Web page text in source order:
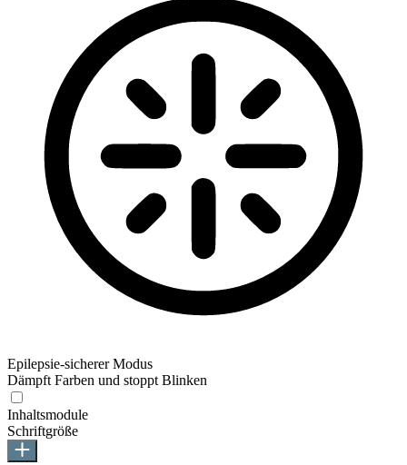
Epilepsie-sicherer Modus
Dämpft Farben und stoppt Blinken
Inhaltsmodule
Schriftgröße